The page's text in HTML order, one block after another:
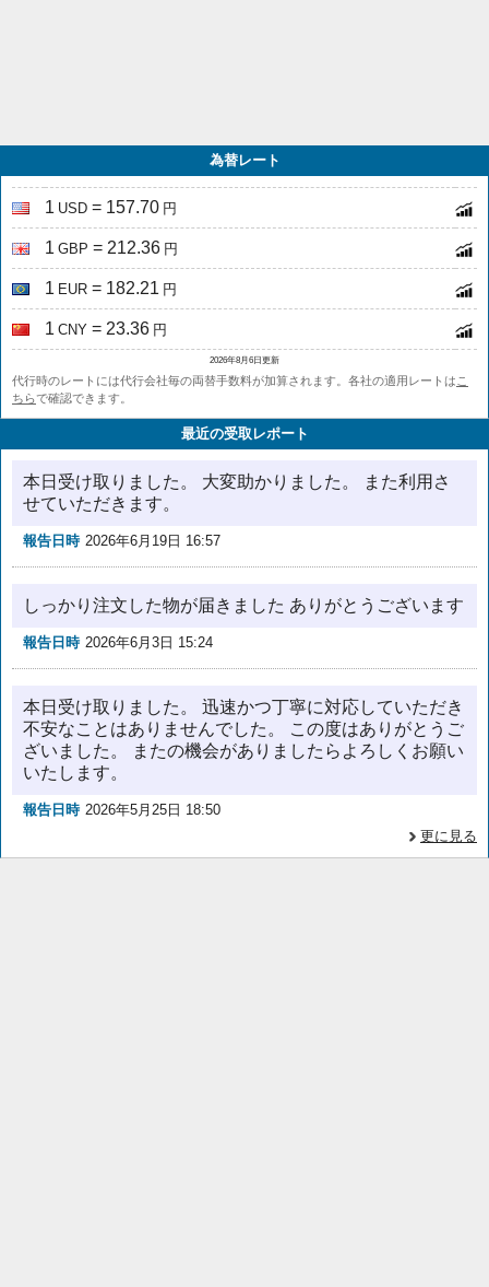
為替レート
1 USD = 157.70 円
1 GBP = 212.36 円
1 EUR = 182.21 円
1 CNY = 23.36 円
2026年8月6日更新
代行時のレートには代行会社毎の両替手数料が加算されます。各社の適用レートは こ
ちらで確認できます。
最近の受取レポート
本日受け取りました。 大変助かりました。 また利用さ
せていただきます。
報告日時 2026年6月19日 16:57
しっかり注文した物が届きました ありがとうございます
報告日時 2026年6月3日 15:24
本日受け取りました。 迅速かつ丁寧に対応していただき
不安なことはありませんでした。 この度はありがとうご
ざいました。 またの機会がありましたらよろしくお願い
いたします。
報告日時 2026年5月25日 18:50
更に見る